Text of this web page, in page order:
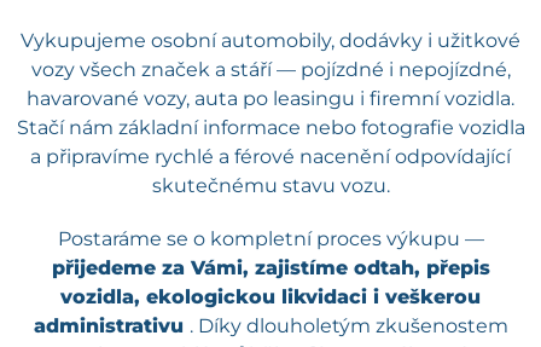
Vykupujeme osobní automobily, dodávky i užitkové
vozy všech značek a stáří — pojízdné i nepojízdné,
havarované vozy, auta po leasingu i firemní vozidla.
Stačí nám základní informace nebo fotografie vozidla
a připravíme rychlé a férové nacenění odpovídající
skutečnému stavu vozu.
Postaráme se o kompletní proces výkupu —
přijedeme za Vámi, zajistíme odtah, přepis
vozidla, ekologickou likvidaci i veškerou
administrativu . Díky dlouholetým zkušenostem